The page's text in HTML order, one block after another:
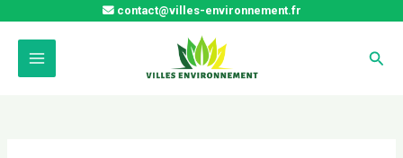
contenu
contact@villes-environnement.fr